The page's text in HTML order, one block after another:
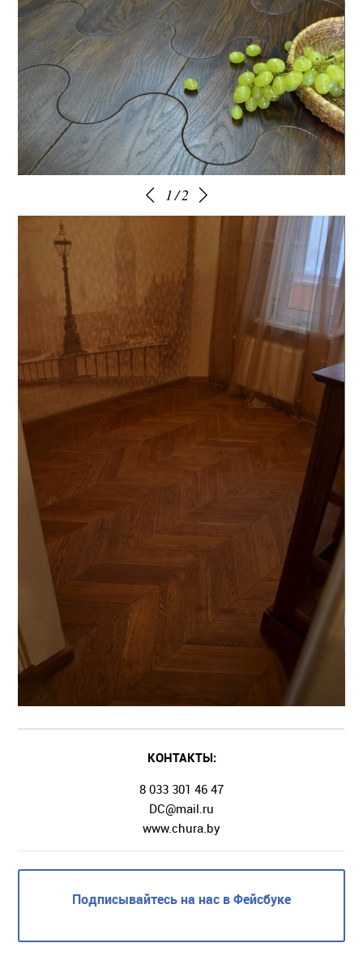
1/2
КОНТАКТЫ:
8 033 301 46 47
DC@mail.ru
www.chura.by
Подписывайтесь на нас в Фейсбуке